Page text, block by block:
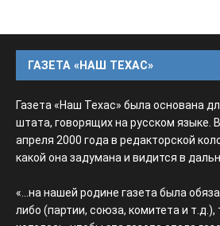
ГАЗЕТА «НАШ ТЕХАС»
Газета «Наш Техас» была основана
штата, говорящих на русском языке.
апреля 2000 года в редакторской
какой она задумана и видится в
«...на нашей родине газета была
либо (партии, союза, комитета и т.д.),